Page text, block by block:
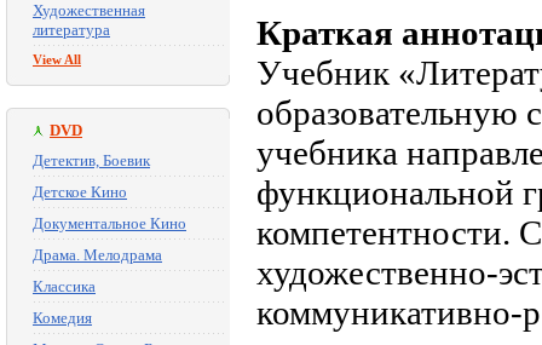
Художественная
литература
View All
DVD
Детектив, Боевик
Детское Кино
Документальное Кино
Драма. Мелодрама
Классика
Комедия
Краткая
Учебник
образовательную
учебника
функциональной
компетентности.
художественно-
коммуникативно-